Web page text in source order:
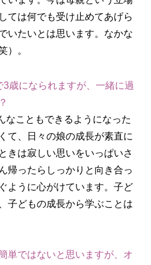
ては何でも受け止めてあげら
いたいとは思います。なかな
）。
になられますが、一緒に過
こともできるようになった
て、日々の娘の成長が素直に
きは寂しい思いをいっぱいさ
帰ったらしっかりと向き合っ
ように心がけています。子ど
子どもの成長から学ぶことは
ではないと思いますが、オ